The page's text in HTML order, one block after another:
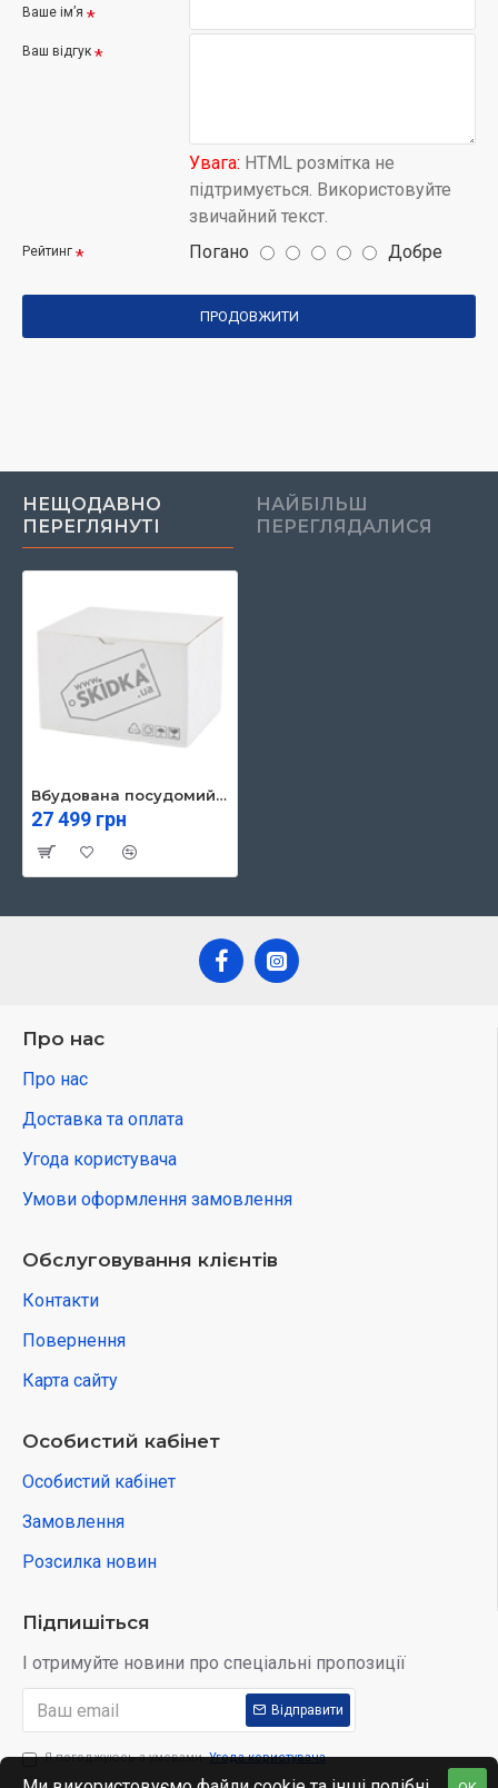
Ваше ім’я
Ваш відгук
Увага: HTML розмітка не
підтримується. Використовуйте
звичайний текст.
Рейтинг Погано Добре
ПРОДОВЖИТИ
НЕЩОДАВНО
ПЕРЕГЛЯНУТІ
НАЙБІЛЬШ
ПЕРЕГЛЯДАЛИСЯ
Вбудована посудомийна машина Bosch SMV26EX14K
27 499 грн
Про нас
Про нас
Доставка та оплата
Угода користувача
Умови оформлення замовлення
Обслуговування клієнтів
Контакти
Повернення
Карта сайту
Особистий кабінет
Особистий кабінет
Замовлення
Розсилка новин
Підпишіться
І отримуйте новини про спеціальні пропозиції
Відправити
Я погоджуюсь з умовами Угода користувача